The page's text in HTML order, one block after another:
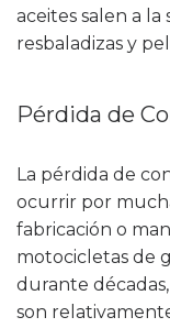
aceites salen a
resbaladizas y
Pérdida de
La pérdida de
ocurrir por
fabricación o
motocicletas de
durante
son